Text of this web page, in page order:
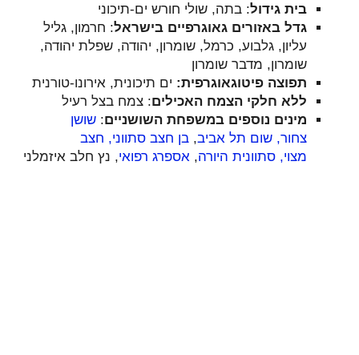
בית גידול: בתה, שולי חורש ים-תיכוני
גדל באזורים גאוגרפיים בישראל: חרמון, גליל
עליון, גלבוע, כרמל, שומרון, יהודה, שפלת יהודה,
שומרון, מדבר שומרון
תפוצה פיטוגאוגרפית: ים תיכונית, אירונו-טורנית
ללא חלקי הצמח האכילים: צמח בצל רעיל
מינים נוספים במשפחת השושניים: שושן
צחור, שום תל אביב, בן חצב סתווני, חצב
מצוי, סתוונית היורה, אספרג רפואי, נץ חלב איזמלני